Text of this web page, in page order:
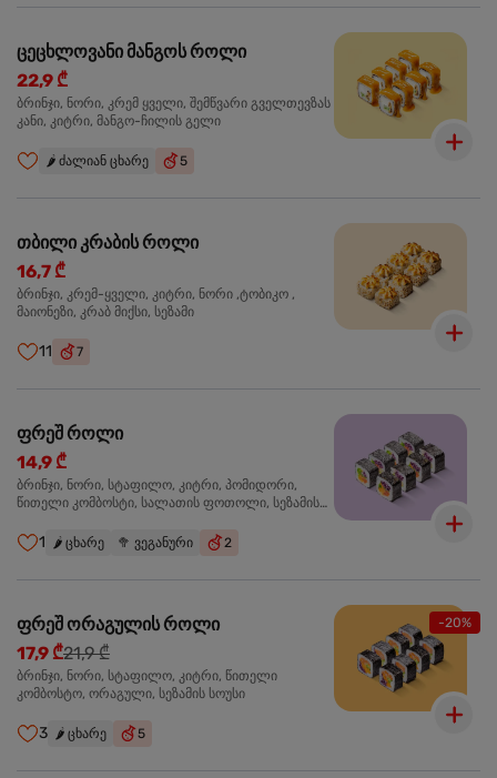
ცეცხლოვანი მანგოს როლი
22,9 ₾
ბრინჯი, ნორი, კრემ ყველი, შემწვარი გველთევზას
კანი, კიტრი, მანგო-ჩილის გელი
🌶️ ძალიან ცხარე 5
თბილი კრაბის როლი
16,7 ₾
ბრინჯი, კრემ-ყველი, კიტრი, ნორი ,ტობიკო ,
მაიონეზი, კრაბ მიქსი, სეზამი
11 7
ფრეშ როლი
14,9 ₾
ბრინჯი, ნორი, სტაფილო, კიტრი, პომიდორი,
წითელი კომბოსტი, სალათის ფოთოლი, სეზამის
1 🌶️ ცხარე 🥦 ვეგანური 2
-20%
ფრეშ ორაგულის როლი
17,9 ₾21,9 ₾
ბრინჯი, ნორი, სტაფილო, კიტრი, წითელი
კომბოსტო, ორაგული, სეზამის სოუსი
3 🌶️ ცხარე 5